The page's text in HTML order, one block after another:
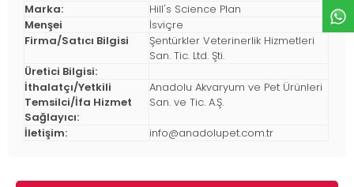
Marka:
Hill's Science Plan
Menşei
İsviçre
Firma/Satıcı Bilgisi
Şentürkler Veterinerlik Hizmetleri
San. Tic. Ltd. Şti.
Üretici Bilgisi:
İthalatçı/Yetkili
Temsilci/İfa Hizmet
Sağlayıcı:
Anadolu Akvaryum ve Pet Ürünleri
San. ve Tic. A.Ş.
İletişim: info@anadolupet.com.tr